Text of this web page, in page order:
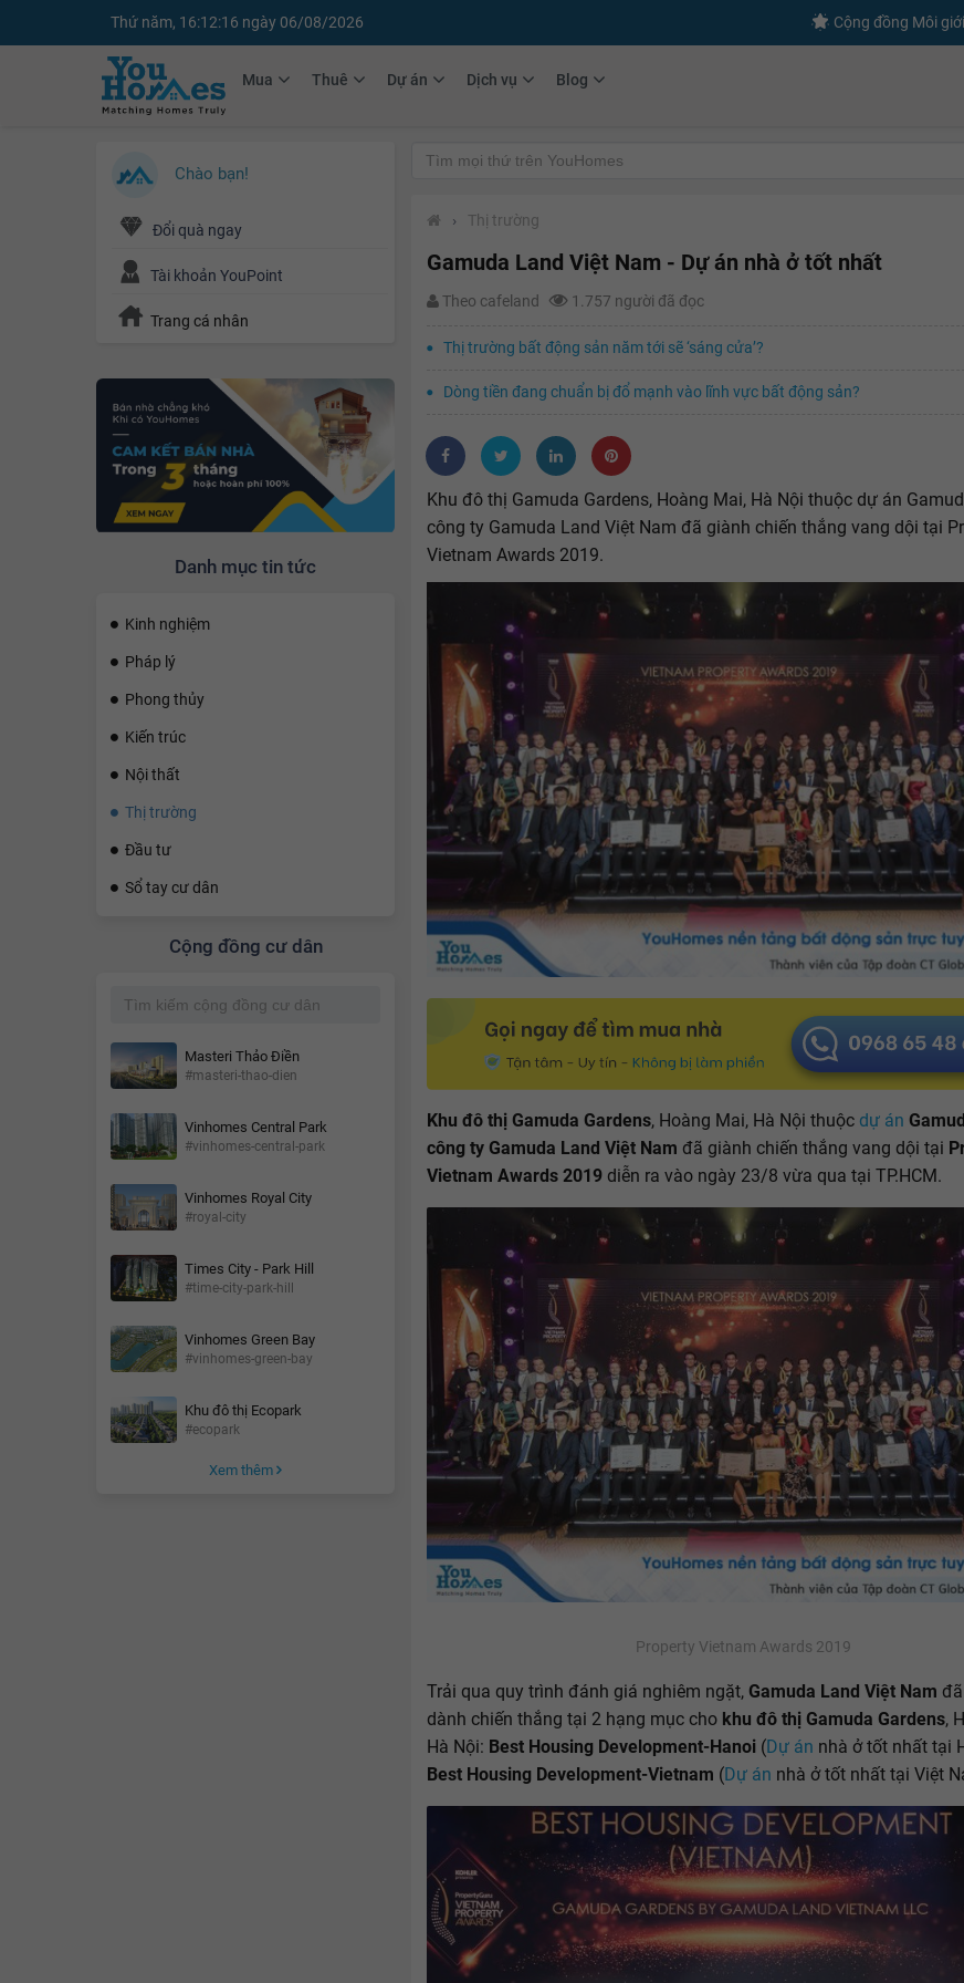
Thứ năm, 16:12:18 ngày 06/08/2026 Cộng đồng Môi
Mua Thuê Dự án Dịch vụ Blog
Chào bạn!
Đổi quà ngay
Tài khoản YouPoint
Trang cá nhân
Danh mục tin tức
Kinh nghiệm
Pháp lý
Phong thủy
Kiến trúc
Nội thất
Thị trường
Đầu tư
Sổ tay cư dân
Cộng đồng cư dân
Masteri Thảo Điền
#masteri-thao-dien
Vinhomes Central Park
#vinhomes-central-park
Vinhomes Royal City
#royal-city
Times City - Park Hill
#time-city-park-hill
Vinhomes Green Bay
#vinhomes-green-bay
Khu đô thị Ecopark
#ecopark
Xem thêm
› Thị trường
Gamuda Land Việt Nam - Dự án nhà ở tốt nhất
Theo cafeland 1.757 người đã đọc
Thị trường bất động sản năm tới sẽ ‘sáng cửa’?
Dòng tiền đang chuẩn bị đổ mạnh vào lĩnh vực bất động sản?
Khu đô thị Gamuda Gardens, Hoàng Mai, Hà Nội thuộc dự án
công ty Gamuda Land Việt Nam đã giành chiến thắng vang dội tại
Vietnam Awards 2019.
Khu đô thị Gamuda Gardens, Hoàng Mai, Hà Nội thuộc dự án
công ty Gamuda Land Việt Nam đã giành chiến thắng vang dội tại
Vietnam Awards 2019 diễn ra vào ngày 23/8 vừa qua tại TP.HCM.
Property Vietnam Awards 2019
Trải qua quy trình đánh giá nghiêm ngặt, Gamuda Land Việt Nam
dành chiến thắng tại 2 hạng mục cho khu đô thị Gamuda Gardens,
Hà Nội: Best Housing Development-Hanoi (Dự án nhà ở tốt nhất tại
Best Housing Development-Vietnam (Dự án nhà ở tốt nhất tại Việt